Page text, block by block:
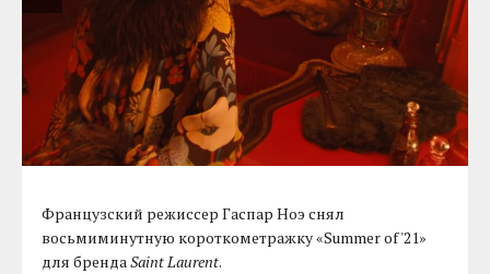
Французский режиссер Гаспар Ноэ снял
восьмиминутную короткометражку «Summer of '21»
для брендаSaint Laurent.